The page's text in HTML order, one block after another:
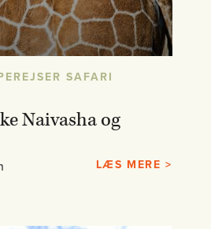
SAFARI
Naivasha og
LÆS MERE >